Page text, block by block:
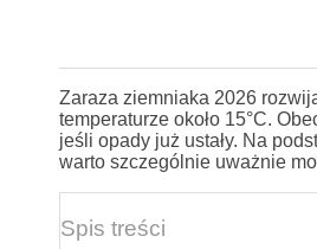
Zaraza ziemniaka 2026
temperaturze około 15°C.
jeśli opady już ustały. Na
warto szczególnie uważnie
Spis treści